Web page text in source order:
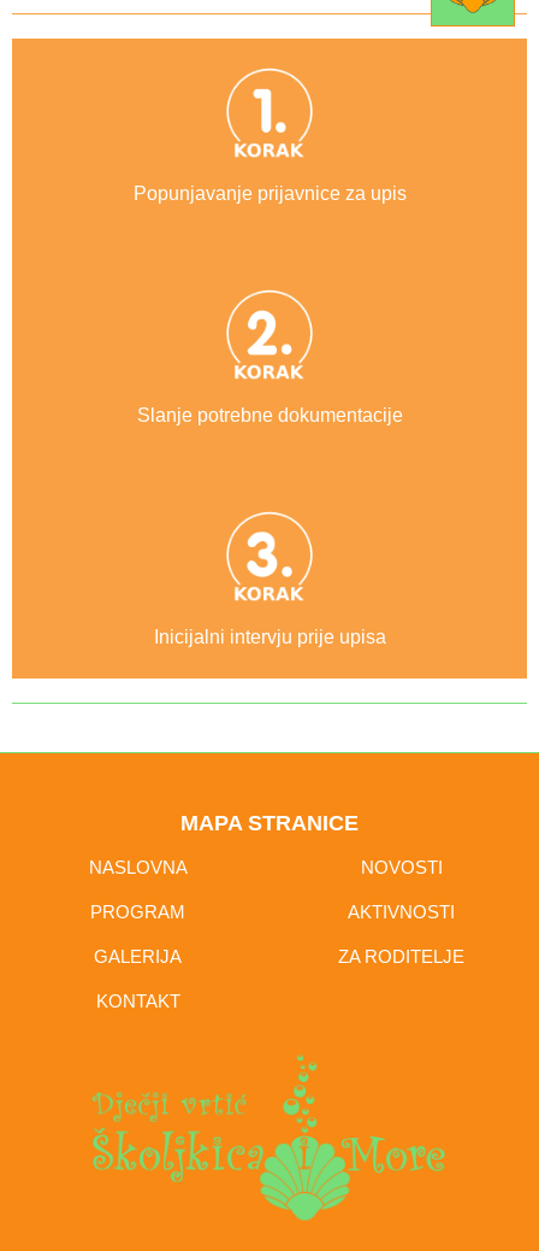
Popunjavanje prijavnice za upis
Slanje potrebne dokumentacije
Inicijalni intervju prije upisa
MAPA STRANICE
NASLOVNA NOVOSTI
PROGRAM AKTIVNOSTI
GALERIJA ZA RODITELJE
KONTAKT